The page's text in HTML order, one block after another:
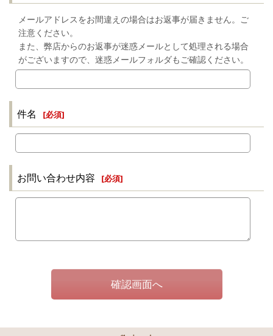
メールアドレスをお間違えの場合はお返事が届きません。ご
注意ください。
また、弊店からのお返事が迷惑メールとして処理される場合
がございますので、迷惑メールフォルダもご確認ください。
件名 [必須]
お問い合わせ内容 [必須]
確認画面へ